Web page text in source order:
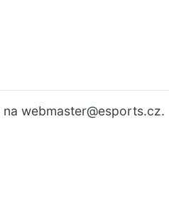
webmaster@esports.cz.